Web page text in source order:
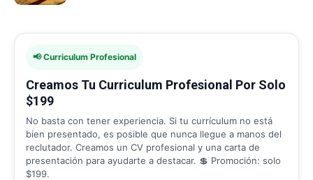
📢 Curriculum Profesional
Creamos Tu Curriculum Profesional Por Solo
$199
No basta con tener experiencia. Si tu currículum no está
bien presentado, es posible que nunca llegue a manos del
reclutador. Creamos un CV profesional y una carta de
presentación para ayudarte a destacar. 💲 Promoción: solo
$199.